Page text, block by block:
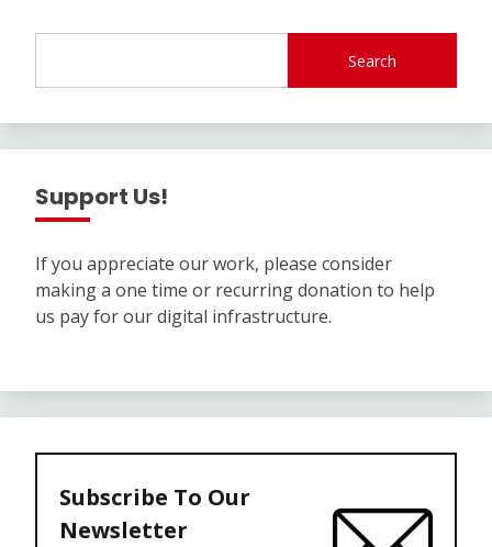
Search
Support Us!
If you appreciate our work, please consider
making a one time or recurring donation to help
us pay for our digital infrastructure.
Subscribe To Our
Newsletter